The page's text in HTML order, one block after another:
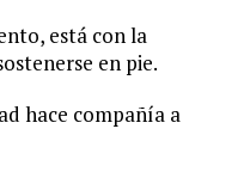
está con la
en pie.
hace compañía a